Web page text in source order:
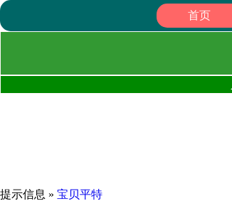
首页
提示信息 » 宝贝平特